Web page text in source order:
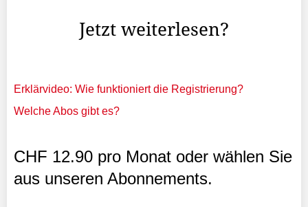
Jetzt weiterlesen?
Erklärvideo: Wie funktioniert die Registrierung?
Welche Abos gibt es?
CHF 12.90 pro Monat oder wählen Sie
aus unseren Abonnements.